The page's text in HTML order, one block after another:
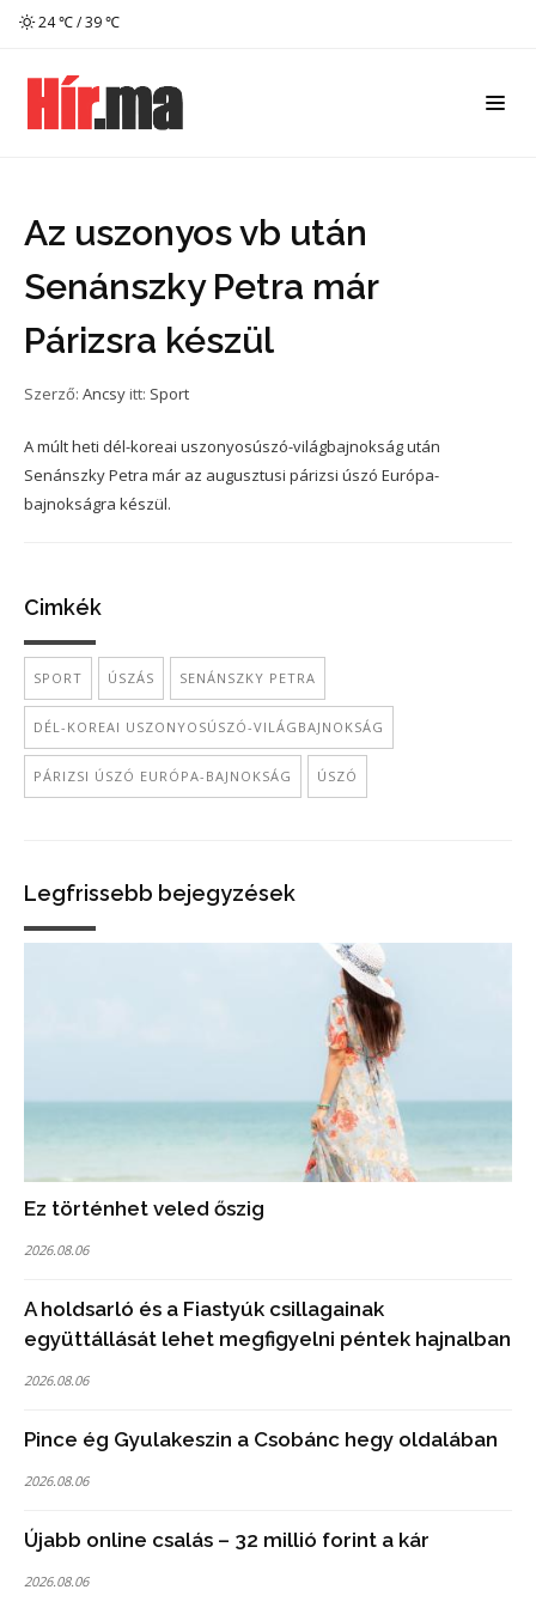
24 ℃ / 39 ℃
Az uszonyos vb után
Senánszky Petra már
Párizsra készül
Szerző: Ancsy itt: Sport
A múlt heti dél-koreai uszonyosúszó-világbajnokság után
Senánszky Petra már az augusztusi párizsi úszó Európa-
bajnokságra készül.
Cimkék
SPORT ÚSZÁS SENÁNSZKY PETRA
DÉL-KOREAI USZONYOSÚSZÓ-VILÁGBAJNOKSÁG
PÁRIZSI ÚSZÓ EURÓPA-BAJNOKSÁG ÚSZÓ
Legfrissebb bejegyzések
Ez történhet veled őszig
2026.08.06
A holdsarló és a Fiastyúk csillagainak
együttállását lehet megfigyelni péntek hajnalban
2026.08.06
Pince ég Gyulakeszin a Csobánc hegy oldalában
2026.08.06
Újabb online csalás – 32 millió forint a kár
2026.08.06